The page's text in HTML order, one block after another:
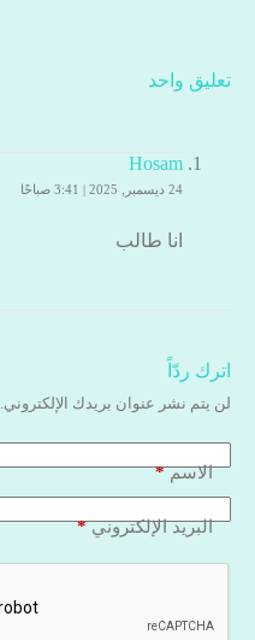
تعليق واحد
Hosam
24 ديسمبر, 2025 | 3:41 صباحًا
انا طالب
اترك ردّاً
لن يتم نشر عنوان بريدك الإلكتروني.
الاسم*
البريد الإلكتروني*